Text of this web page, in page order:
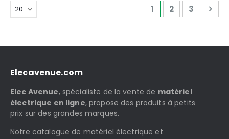
Page
Vous lisez
1 Page
2 Page
3
Elecavenue.com
Elec Avenue, spécialiste de la vente de matériel
électrique en ligne, propose des produits à petits
prix sur des grandes marques.
Notre catalogue de matériel électrique et